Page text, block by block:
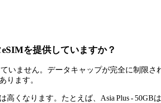
を提供していますか？
いません。データキャップが完全に制限さ
ります。
くなります。たとえば、Asia Plus - 50GB